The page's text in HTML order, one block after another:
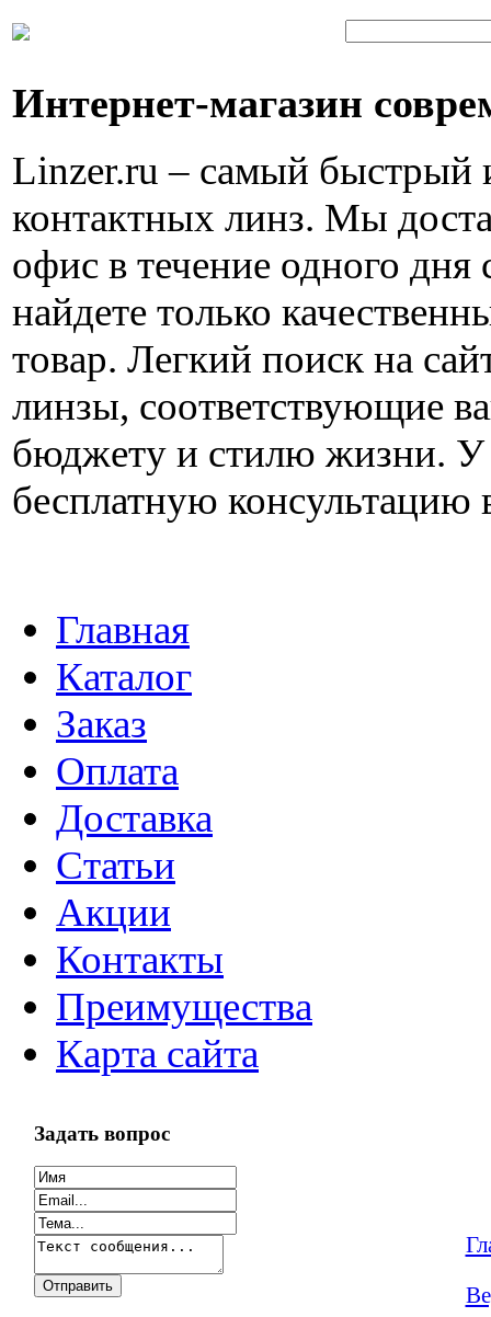
Интернет-магазин
Linzer.ru – самый быстрый
контактных линз. Мы
офис в течение одного дня
найдете только
товар. Легкий поиск на
линзы, соответствующие
бюджету и стилю жизни. У
бесплатную консультацию
Главная
Каталог
Заказ
Оплата
Доставка
Статьи
Акции
Контакты
Преимущества
Карта сайта
Задать вопрос